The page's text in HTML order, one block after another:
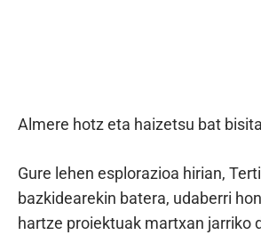
Almere hotz eta haizetsu bat
Gure lehen esplorazioa hirian,
bazkidearekin batera, udaberri
hartze proiektuak martxan jarriko